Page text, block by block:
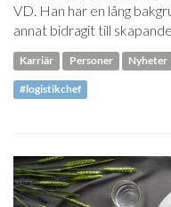
VD. Han har en lång
annat bidragit till
Karriär Personer Nyheter
#logistikchef